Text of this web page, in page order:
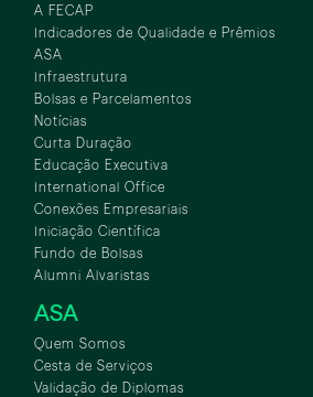
A FECAP
Indicadores de Qualidade e Prêmios
ASA
Infraestrutura
Bolsas e Parcelamentos
Notícias
Curta Duração
Educação Executiva
International Office
Conexões Empresariais
Iniciação Científica
Fundo de Bolsas
Alumni Alvaristas
ASA
Quem Somos
Cesta de Serviços
Validação de Diplomas